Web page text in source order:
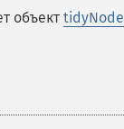
объект tidyNode